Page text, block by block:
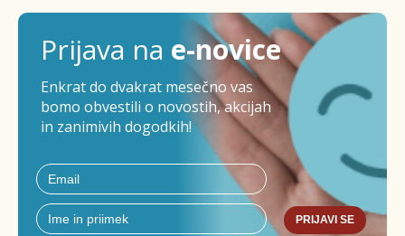
Prijava na e-novice
Enkrat do dvakrat mesečno vas
bomo obvestili o novostih, akcijah
in zanimivih dogodkih!
PRIJAVI SE